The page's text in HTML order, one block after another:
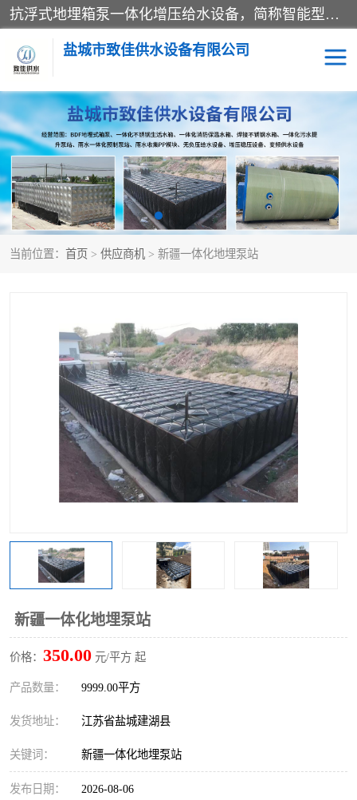
抗浮式地埋箱泵一体化增压给水设备，简称智能型泵站。它由由水泵机组、消防水箱、泵房三大部分组成，其抗浮效果好，因为设计时通过将底板与箱体联在一起，箱体重量抵消了地下水浮力。系统维护好，内部拉筋、泵站、管道，喷淋等各部运行正堂，无一损坏；结构更牢固。
盐城市致佳供水设备有限公司
当前位置： 首页 > 供应商机 > 新疆一体化地埋泵站
新疆一体化地埋泵站
价格： 350.00 元/平方 起
产品数量： 9999.00平方
发货地址： 江苏省盐城建湖县
关键词： 新疆一体化地埋泵站
发布日期： 2026-08-06
消防一体化水箱 地埋箱泵一体化
一体化污水泵站